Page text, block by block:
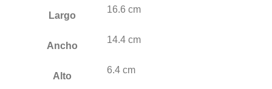
Largo
16.6 cm
Ancho
14.4 cm
Alto
6.4 cm